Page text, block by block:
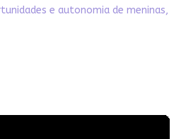
e autonomia de meninas,